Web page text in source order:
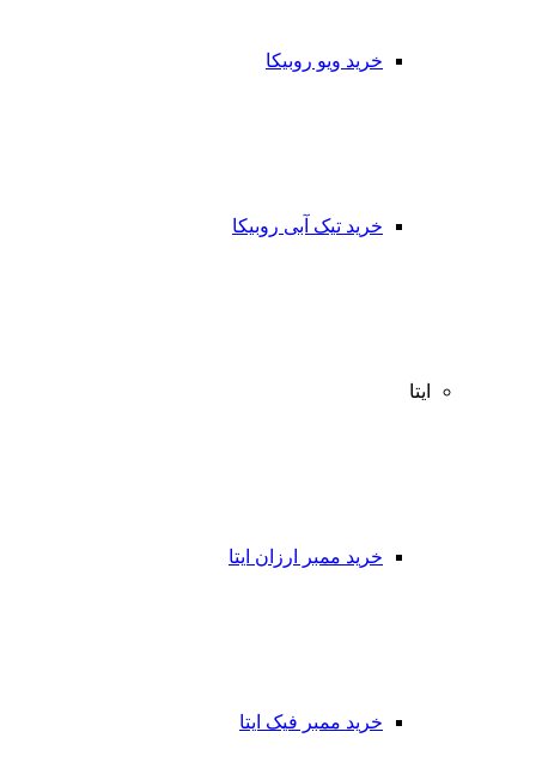
خرید ویو روبیکا
خرید تیک آبی روبیکا
ایتا
خرید ممبر ارزان ایتا
خرید ممبر فیک ایتا